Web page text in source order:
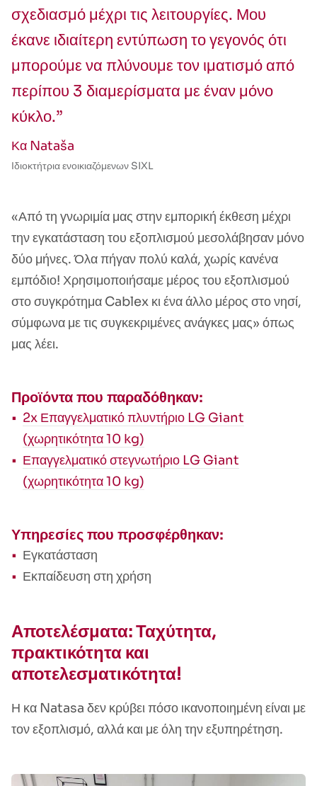
σχεδιασμό μέχρι τις λειτουργίες. Μου
έκανε ιδιαίτερη εντύπωση το γεγονός ότι
μπορούμε να πλύνουμε τον ιματισμό από
περίπου 3 διαμερίσματα με έναν μόνο
κύκλο.”
Κα Nataša
Ιδιοκτήτρια ενοικιαζόμενων SIXL
«Από τη γνωριμία μας στην εμπορική έκθεση μέχρι
την εγκατάσταση του εξοπλισμού μεσολάβησαν μόνο
δύο μήνες. Όλα πήγαν πολύ καλά, χωρίς κανένα
εμπόδιο! Χρησιμοποιήσαμε μέρος του εξοπλισμού
στο συγκρότημα Cablex κι ένα άλλο μέρος στο νησί,
σύμφωνα με τις συγκεκριμένες ανάγκες μας» όπως
μας λέει.
Προϊόντα που παραδόθηκαν:
2x Επαγγελματικό πλυντήριο LG Giant
(χωρητικότητα 10 kg)
Επαγγελματικό στεγνωτήριο LG Giant
(χωρητικότητα 10 kg)
Υπηρεσίες που προσφέρθηκαν:
Εγκατάσταση
Εκπαίδευση στη χρήση
Αποτελέσματα: Ταχύτητα,
πρακτικότητα και
αποτελεσματικότητα!
Η κα Natasa δεν κρύβει πόσο ικανοποιημένη είναι με
τον εξοπλισμό, αλλά και με όλη την εξυπηρέτηση.